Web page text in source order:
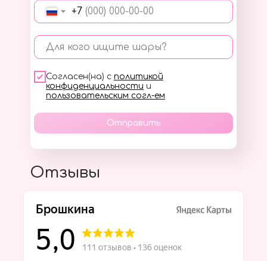
+7
Для кого ищите шары?
Согласен(на) с политикой
конфиденциальности и
пользовательским согл-ем
Отправить
Отзывы